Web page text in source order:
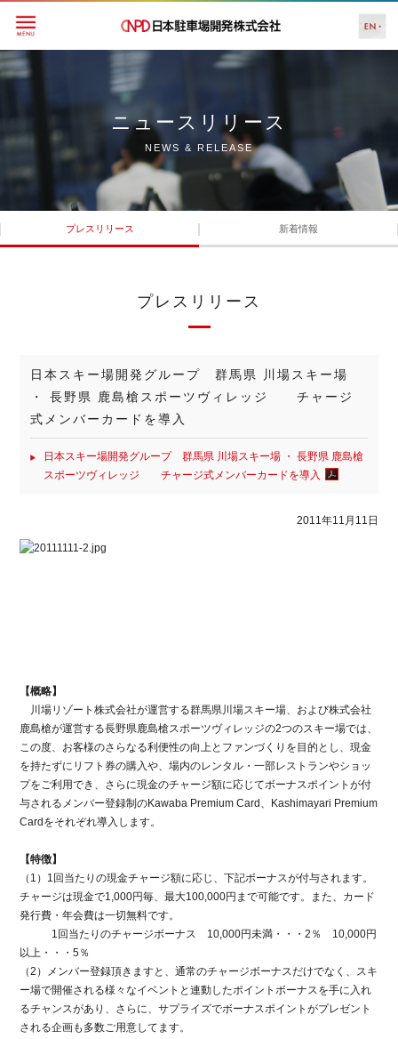
ニュースリリース
NEWS & RELEASE
プレスリリース 新着情報
プレスリリース
日本スキー場開発グループ 群馬県 川場スキー場
・ 長野県 鹿島槍スポーツヴィレッジ チャージ
式メンバーカードを導入
日本スキー場開発グループ 群馬県 川場スキー場 ・ 長野県 鹿島槍
スポーツヴィレッジ チャージ式メンバーカードを導入
2011年11月11日
【概略】
川場リゾート株式会社が運営する群馬県川場スキー場、および株式会社
鹿島槍が運営する長野県鹿島槍スポーツヴィレッジの2つのスキー場では、
この度、お客様のさらなる利便性の向上とファンづくりを目的とし、現金
を持たずにリフト券の購入や、場内のレンタル・一部レストランやショッ
プをご利用でき、さらに現金のチャージ額に応じてボーナスポイントが付
与されるメンバー登録制のKawaba Premium Card、Kashimayari Premium
Cardをそれぞれ導入します。
【特徴】
（1）1回当たりの現金チャージ額に応じ、下記ボーナスが付与されます。
チャージは現金で1,000円毎、最大100,000円まで可能です。また、カード
発行費・年会費は一切無料です。
1回当たりのチャージボーナス 10,000円未満・・・2％ 10,000円
以上・・・5％
（2）メンバー登録頂きますと、通常のチャージボーナスだけでなく、スキ
ー場で開催される様々なイベントと連動したポイントボーナスを手に入れ
るチャンスがあり、さらに、サプライズでボーナスポイントがプレゼント
される企画も多数ご用意してます。